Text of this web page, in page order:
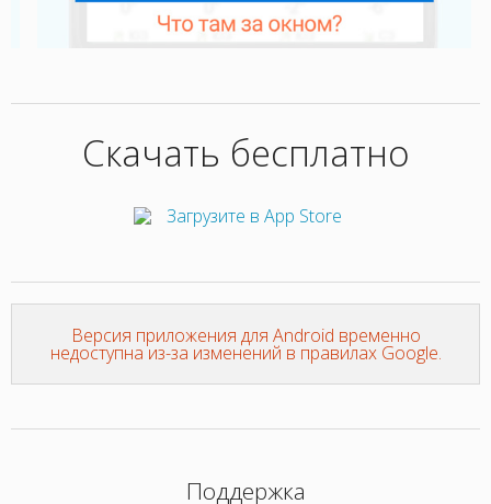
Скачать бесплатно
Версия приложения для Android временно
недоступна из-за изменений в правилах Google.
Поддержка